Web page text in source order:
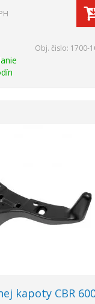
Obj. čislo: 1700-
kapoty CBR